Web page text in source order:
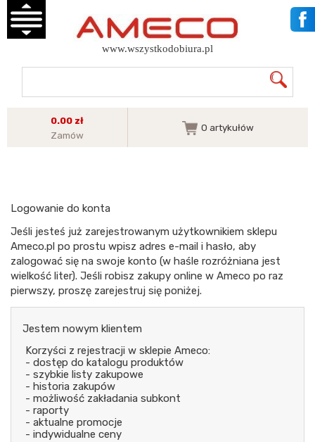
www.wszystkodobiura.pl
0.00 zł
Zamów
0 artykułów
Logowanie do konta
Jeśli jesteś już zarejestrowanym użytkownikiem sklepu
Ameco.pl po prostu wpisz adres e-mail i hasło, aby
zalogować się na swoje konto (w haśle rozróżniana jest
wielkość liter). Jeśli robisz zakupy online w Ameco po raz
pierwszy, proszę zarejestruj się poniżej.
Jestem nowym klientem
Korzyści z rejestracji w sklepie Ameco:
- dostęp do katalogu produktów
- szybkie listy zakupowe
- historia zakupów
- możliwość zakładania subkont
- raporty
- aktualne promocje
- indywidualne ceny